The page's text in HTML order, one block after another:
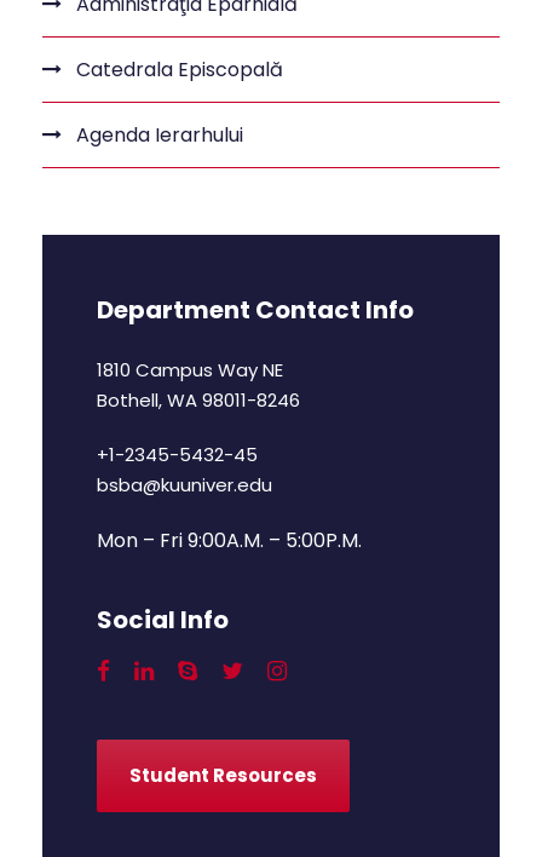
Catedrala Episcopală
Agenda Ierarhului
Department Contact Info
1810 Campus Way NE
Bothell, WA 98011-8246
+1-2345-5432-45
bsba@kuuniver.edu
Mon – Fri 9:00A.M. – 5:00P.M.
Social Info
Student Resources